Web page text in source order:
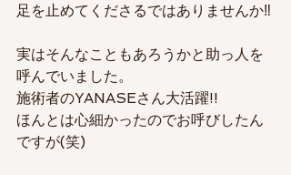
足を止めてくださるではありませんか‼
実はそんなこともあろうかと助っ人を
呼んでいました。
施術者のYANASEさん大活躍!!
ほんとは心細かったのでお呼びしたん
ですが(笑)